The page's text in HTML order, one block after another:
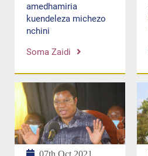
amedhamiria
kuendeleza michezo
nchini
Soma Zaidi